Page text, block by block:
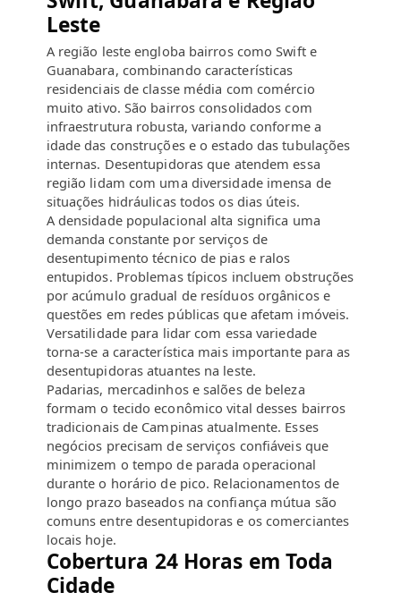
Leste
A região leste engloba bairros como Swift e
Guanabara, combinando características
residenciais de classe média com comércio
muito ativo. São bairros consolidados com
infraestrutura robusta, variando conforme a
idade das construções e o estado das tubulações
internas. Desentupidoras que atendem essa
região lidam com uma diversidade imensa de
situações hidráulicas todos os dias úteis.
A densidade populacional alta significa uma
demanda constante por serviços de
desentupimento técnico de pias e ralos
entupidos. Problemas típicos incluem obstruções
por acúmulo gradual de resíduos orgânicos e
questões em redes públicas que afetam imóveis.
Versatilidade para lidar com essa variedade
torna-se a característica mais importante para as
desentupidoras atuantes na leste.
Padarias, mercadinhos e salões de beleza
formam o tecido econômico vital desses bairros
tradicionais de Campinas atualmente. Esses
negócios precisam de serviços confiáveis que
minimizem o tempo de parada operacional
durante o horário de pico. Relacionamentos de
longo prazo baseados na confiança mútua são
comuns entre desentupidoras e os comerciantes
locais hoje.
Cobertura 24 Horas em Toda
Cidade